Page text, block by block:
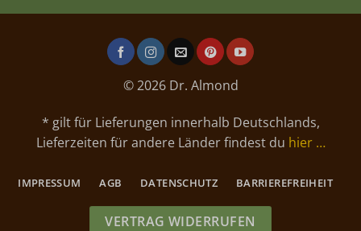
© 2026 Dr. Almond
* gilt für Lieferungen innerhalb Deutschlands,
Lieferzeiten für andere Länder findest du hier …
IMPRESSUM AGB DATENSCHUTZ BARRIEREFREIHEIT
VERTRAG WIDERRUFEN